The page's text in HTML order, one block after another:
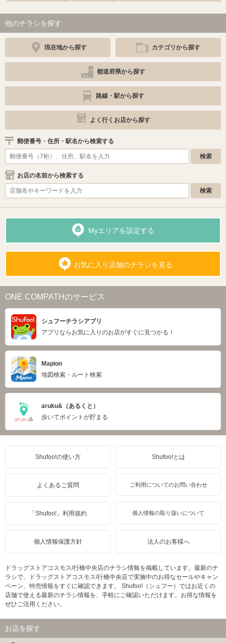
他のチラシを探す
現在地から探す カテゴリから探す
都道府県から探す
路線・駅から探す
よく行くお店から探す
郵便番号・住所・駅名から検索する
お店の名前から検索する
Myエリアを設定する
お気に入り店舗のチラシを見る
ONE COMPATHのサービス
シュフーチラシアプリ
アプリならお気に入りのお店がすぐに見つかる！
Mapion
地図検索・ルート検索
aruku&（あるくと）
歩いてポイントが貯まる
Shufoo!の使い方 Shufoo!とは
よくあるご質問 ご利用についてのお問い合わせ
「Shufoo!」利用規約 個人情報の取り扱いについて
個人情報保護方針 法人のお客様へ
ドラッグストアコスモス/行橋中央店のチラシ情報を掲載しています。最新のチ
ラシで、ドラッグストアコスモス/行橋中央店で実施中のお得なセールやキャン
ペーン、特売情報をすぐに確認できます。 Shufoo!（シュフー）ではお近くの
店舗で使える最新のチラシ情報を、手軽にご確認いただけます。お得な情報を
ぜひご活用ください。
お店を探す